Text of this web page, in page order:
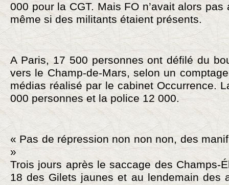
000 pour la CGT. Mais FO n’avait alors
même si des militants étaient présents.
A Paris, 17 500 personnes ont défilé du
vers le Champ-de-Mars, selon un
médias réalisé par le cabinet Occurrence.
000 personnes et la police 12 000.
« Pas de répression non non non, des
»
Trois jours après le saccage des Champs-
18 des Gilets jaunes et au lendemain des